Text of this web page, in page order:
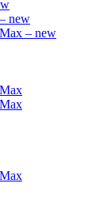
new
– new